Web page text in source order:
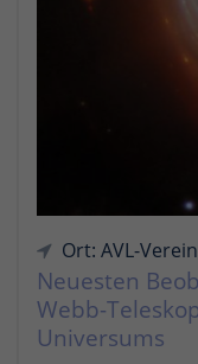
Ort: AVL-
Neuesten
Webb-
Universums